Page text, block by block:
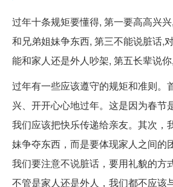
过年十条规矩要懂得, 第一要高高兴
和兄弟姐妹争东西, 第三不能说脏话,
能和家人还是外人吵架, 第五长辈说你
过年有一些应该遵守的规矩和准则。
兴、开开心心地过年。这是因为春节
我们应该把快乐传递给亲友。其次，
妹争夺东西，而是要体现家人之间的
我们要注意不说脏话，要用礼貌的方
不管是家人还是外人，我们都不应该